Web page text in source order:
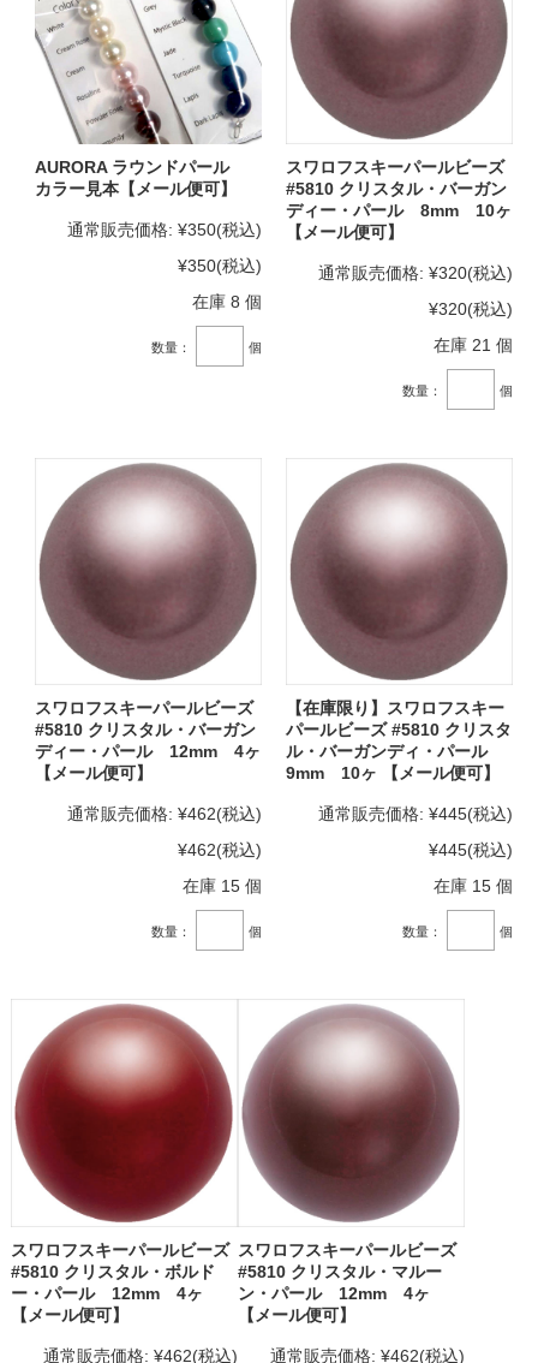
AURORA ラウンドパール
カラー見本【メール便可】
通常販売価格: ¥350(税込)
¥350(税込)
在庫 8 個
数量： 個
スワロフスキーパールビーズ
#5810 クリスタル・バーガン
ディー・パール 8mm 10ヶ
【メール便可】
通常販売価格: ¥320(税込)
¥320(税込)
在庫 21 個
数量： 個
スワロフスキーパールビーズ
#5810 クリスタル・バーガン
ディー・パール 12mm 4ヶ
【メール便可】
通常販売価格: ¥462(税込)
¥462(税込)
在庫 15 個
数量： 個
【在庫限り】スワロフスキー
パールビーズ #5810 クリスタ
ル・バーガンディ・パール
9mm 10ヶ 【メール便可】
通常販売価格: ¥445(税込)
¥445(税込)
在庫 15 個
数量： 個
スワロフスキーパールビーズ
#5810 クリスタル・ボルド
ー・パール 12mm 4ヶ
【メール便可】
通常販売価格: ¥462(税込)
スワロフスキーパールビーズ
#5810 クリスタル・マルー
ン・パール 12mm 4ヶ
【メール便可】
通常販売価格: ¥462(税込)